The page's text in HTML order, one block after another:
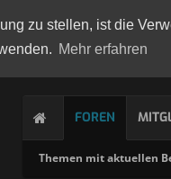
zu stellen, ist die
Mehr erfahren
FOREN
Themen mit aktuellen